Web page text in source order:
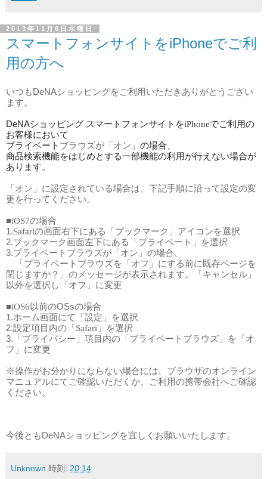
2013年11月6日水曜日
スマートフォンサイトをiPhoneでご利
用の方へ
いつもDeNAショッピングをご利用いただきありがとうござい
ます。
DeNAショッピング スマートフォンサイトをiPhoneでご利用の
お客様において
プライベート ブラウズが 「オン」 の場合、
商品検索機能をはじめとする一部機能の利用が行えない場合が
あります。
「オン」 に設定されている場合は、下記手順に沿って設定の変
更を行ってください。
■iOS7の場合
1.Safariの画面右下にある「ブックマーク」アイコンを選択
2.ブックマーク画面左下にある「プライベート」を選択
3.プライベートブラウズが「オン」の場合、
「プライベートブラウズを「オフ」にする前に既存ページを
閉じますか？」のメッセージが表示されます。
「キャンセル」
以外を選択し「オフ」に変更
■iOS6以前のOSsの場合
1.ホーム画面にて「設定」を選択
2.設定項目内の「Safari 」を選択
3.「プライバシー」項目内の「プライベートブラウズ」を 「オ
フ」 に変更
※操作がお分かりにならない場合には、ブラウザのオンライン
マニュアルにてご確認いただくか、ご利用の携帯会社へご確認
ください。
今後ともDeNAショッピングを宜しくお願いいたします。
Unknown 時刻: 20:14